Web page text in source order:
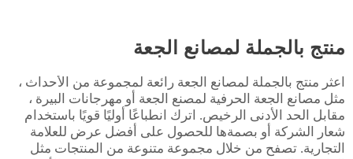
منتج بالجملة لمصانع الجعة
اعثر منتج بالجملة لمصانع الجعة رائعة لمجموعة من الأحداث ،
مثل مصانع الجعة الحرفية لمصنع الجعة أو مهرجانات البيرة ،
مقابل الحد الأدنى الرخيص. اترك انطباعًا أوليًا قويًا باستخدام
شعار الشركة أو بصمةها للحصول على أفضل عرض للعلامة
التجارية. تصفح من خلال مجموعة متنوعة من المنتجات مثل